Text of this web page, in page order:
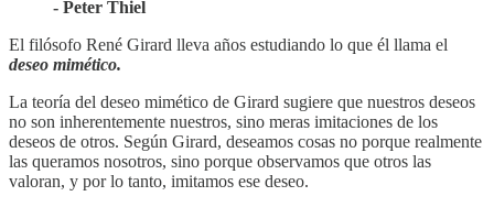
- Peter Thiel
El filósofo René Girard lleva años estudiando lo que él llama el
deseo mimético.
La teoría del deseo mimético de Girard sugiere que nuestros deseos
no son inherentemente nuestros, sino meras imitaciones de los
deseos de otros. Según Girard, deseamos cosas no porque realmente
las queramos nosotros, sino porque observamos que otros las
valoran, y por lo tanto, imitamos ese deseo.